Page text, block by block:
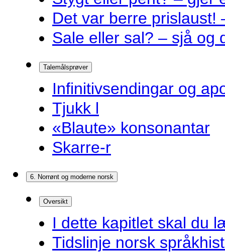
Det var berre prislaust!
Sale eller sal? – sjå og
Talemålsprøver
Infinitivsendingar og
Tjukk l
«Blaute» konsonantar
Skarre-r
6. Norrønt og moderne norsk
Oversikt
I dette kapitlet skal du
Tidslinje norsk